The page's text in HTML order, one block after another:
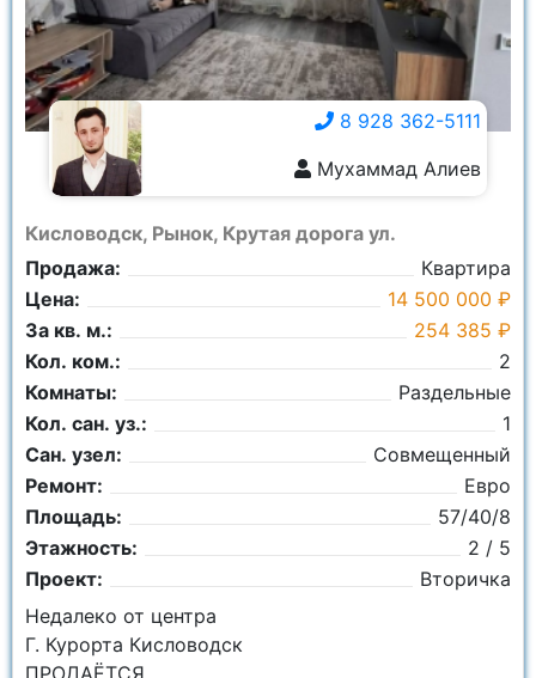
Кисловодск, Рынок, Крутая дорога ул.
Продажа:
Квартира
Цена:
14 500 000 ₽
За кв. м.:
254 385 ₽
Кол. ком.:
2
Комнаты:
Раздельные
Кол. сан. уз.:
1
Сан. узел:
Совмещенный
Ремонт:
Евро
Площадь:
57/40/8
Этажность:
2 / 5
Проект:
Вторичка
8 928 362-5111
Мухаммад Алиев
Недалеко от центра
Г. Курорта Кисловодск
ПРОДАЁТСЯ